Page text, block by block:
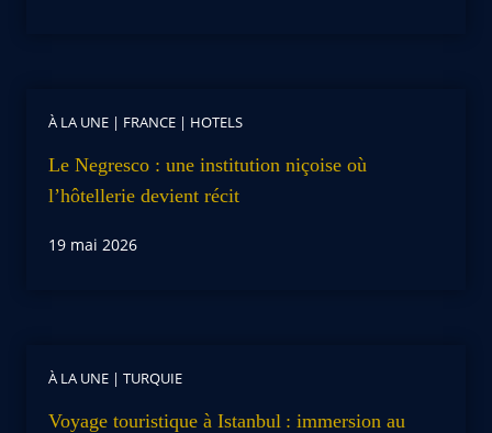
À LA UNE | FRANCE | HOTELS
Le Negresco : une institution niçoise où
l’hôtellerie devient récit
19 mai 2026
À LA UNE | TURQUIE
Voyage touristique à Istanbul : immersion au